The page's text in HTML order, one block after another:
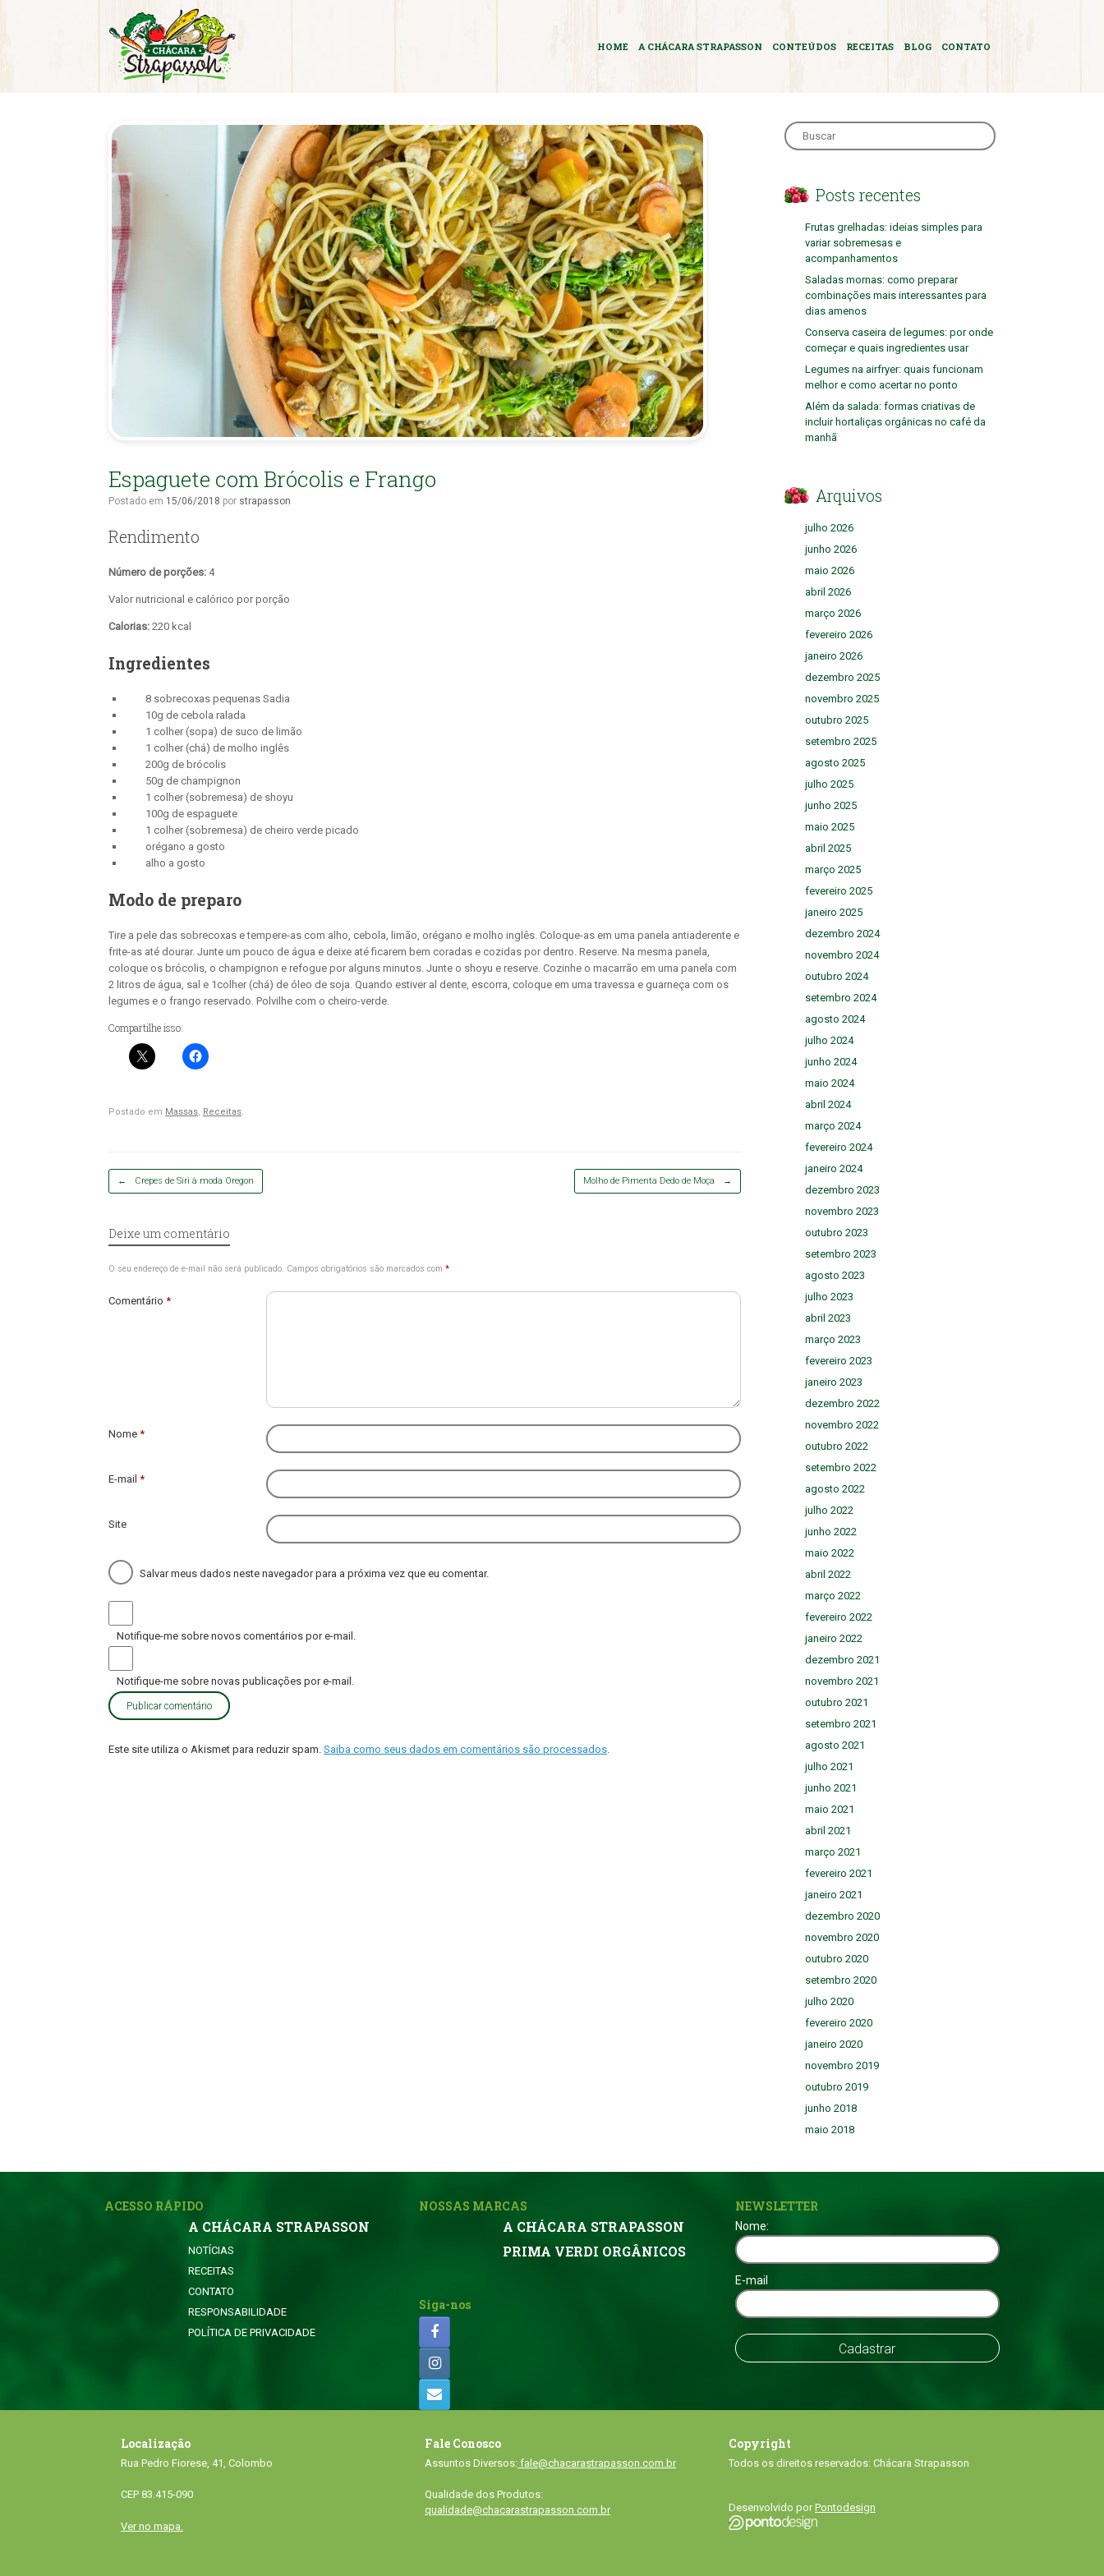
HOME A CHÁCARA STRAPASSON CONTEÚDOS RECEITAS BLOG CONTATO
Espaguete com Brócolis e Frango
Postado em 15/06/2018 por strapasson
Rendimento
Número de porções: 4
Valor nutricional e calórico por porção
Calorias: 220 kcal
Ingredientes
8 sobrecoxas pequenas Sadia
10g de cebola ralada
1 colher (sopa) de suco de limão
1 colher (chá) de molho inglês
200g de brócolis
50g de champignon
1 colher (sobremesa) de shoyu
100g de espaguete
1 colher (sobremesa) de cheiro verde picado
orégano a gosto
alho a gosto
Modo de preparo
Tire a pele das sobrecoxas e tempere-as com alho, cebola, limão, orégano e molho inglês. Coloque-as em uma panela antiaderente e
frite-as até dourar. Junte um pouco de água e deixe até ficarem bem coradas e cozidas por dentro. Reserve. Na mesma panela,
coloque os brócolis, o champignon e refogue por alguns minutos. Junte o shoyu e reserve. Cozinhe o macarrão em uma panela com
2 litros de água, sal e 1colher (chá) de óleo de soja. Quando estiver al dente, escorra, coloque em uma travessa e guarneça com os
legumes e o frango reservado. Polvilhe com o cheiro-verde.
Compartilhe isso:
Postado em Massas, Receitas.
Post navigation
← Crepes de Siri à moda Oregon Molho de Pimenta Dedo de Moça →
Deixe um comentário
O seu endereço de e-mail não será publicado. Campos obrigatórios são marcados com *
Comentário *
Nome *
E-mail *
Site
Salvar meus dados neste navegador para a próxima vez que eu comentar.
Notifique-me sobre novos comentários por e-mail.
Notifique-me sobre novas publicações por e-mail.
Este site utiliza o Akismet para reduzir spam. Saiba como seus dados em comentários são processados.
Search
for:
Posts recentes
Frutas grelhadas: ideias simples para
variar sobremesas e
acompanhamentos
Saladas mornas: como preparar
combinações mais interessantes para
dias amenos
Conserva caseira de legumes: por onde
começar e quais ingredientes usar
Legumes na airfryer: quais funcionam
melhor e como acertar no ponto
Além da salada: formas criativas de
incluir hortaliças orgânicas no café da
manhã
Arquivos
julho 2026
junho 2026
maio 2026
abril 2026
março 2026
fevereiro 2026
janeiro 2026
dezembro 2025
novembro 2025
outubro 2025
setembro 2025
agosto 2025
julho 2025
junho 2025
maio 2025
abril 2025
março 2025
fevereiro 2025
janeiro 2025
dezembro 2024
novembro 2024
outubro 2024
setembro 2024
agosto 2024
julho 2024
junho 2024
maio 2024
abril 2024
março 2024
fevereiro 2024
janeiro 2024
dezembro 2023
novembro 2023
outubro 2023
setembro 2023
agosto 2023
julho 2023
abril 2023
março 2023
fevereiro 2023
janeiro 2023
dezembro 2022
novembro 2022
outubro 2022
setembro 2022
agosto 2022
julho 2022
junho 2022
maio 2022
abril 2022
março 2022
fevereiro 2022
janeiro 2022
dezembro 2021
novembro 2021
outubro 2021
setembro 2021
agosto 2021
julho 2021
junho 2021
maio 2021
abril 2021
março 2021
fevereiro 2021
janeiro 2021
dezembro 2020
novembro 2020
outubro 2020
setembro 2020
julho 2020
fevereiro 2020
janeiro 2020
novembro 2019
outubro 2019
junho 2018
maio 2018
ACESSO RÁPIDO
A CHÁCARA STRAPASSON
NOTÍCIAS
RECEITAS
CONTATO
RESPONSABILIDADE
POLÍTICA DE PRIVACIDADE
NOSSAS MARCAS
A CHÁCARA STRAPASSON
PRIMA VERDI ORGÂNICOS
Siga-nos
NEWSLETTER
Nome:
E-mail
Localização
Rua Pedro Fiorese, 41, Colombo
CEP 83.415-090
Ver no mapa.
Fale Conosco
Assuntos Diversos: fale@chacarastrapasson.com.br
Qualidade dos Produtos:
qualidade@chacarastrapasson.com.br
Copyright
Todos os direitos reservados: Chácara Strapasson
Desenvolvido porPontodesign